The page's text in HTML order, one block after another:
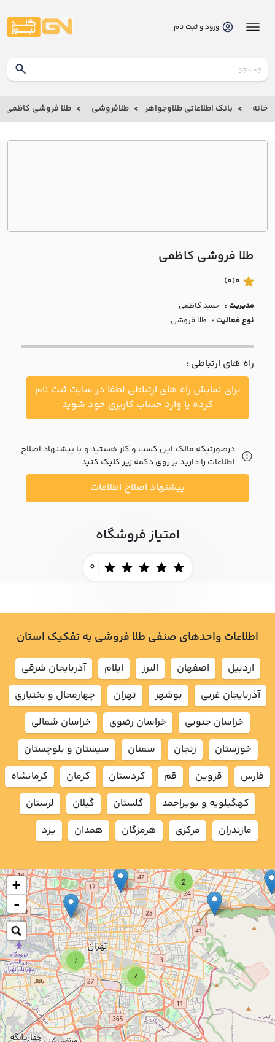
بانک
بانک
اطلاعاتی
درباره
با ما
مقالات
اخبار
پرسش
متداول
خواست
ورود و ثبت نام
خانه بانک اطلاعاتی طلاوجواهر طلافروشی طلا فروشی کاظمي
طلا فروشی کاظمي
0
(0)
مدیریت : حميد کاظمي
نوع فعالیت : طلا فروشی
راه های ارتباطی :
برای نمایش راه های ارتباطی لطفا در سایت ثبت نام
کرده یا وارد حساب کاربری خود شوید
درصورتیکه مالک این کسب و کار هستید و یا پیشنهاد اصلاح
اطلاعات را دارید بر روی دکمه زیر کلیک کنید
پیشنهاد اصلاح اطلاعات
امتیاز فروشگاه
0
7
2
4
+
-
اطلاعات واحدهای صنفی طلا فروشی به تفکیک استان
اردبيل اصفهان البرز ايلام
آذربايجان شرقي
آذربايجان غربي
بوشهر تهران
چهارمحال و بختياري
خراسان جنوبي
خراسان رضوي
خراسان شمالي
خوزستان
زنجان سمنان
سيستان و بلوچستان
فارس
قزوين قم كردستان كرمان
كرمانشاه
كهگيلويه و بويراحمد
گلستان گيلان
لرستان
مازندران
مركزي هرمزگان همدان يزد